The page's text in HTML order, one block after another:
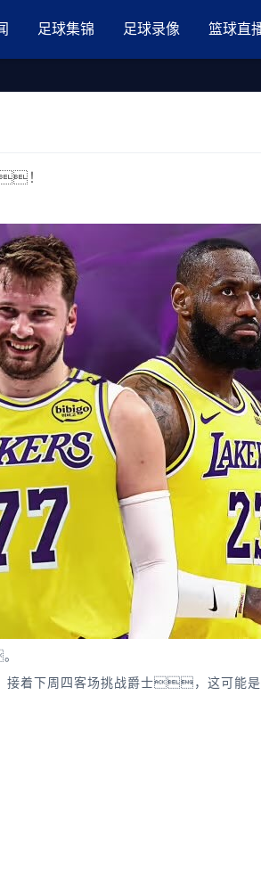
足球集锦 足球录像 篮球直
！
着下周四客场挑战爵士，这可能